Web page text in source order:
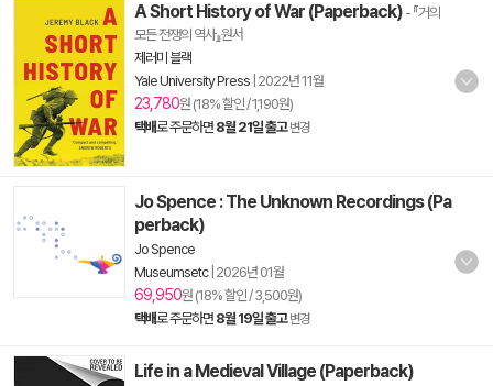
A Short History of War (Paperback) - 『거의
모든 전쟁의 역사』원서
제러미 블랙
Yale University Press 2022년 11월
23,780원 (18% 할인 / 1,190원)
택배로 주문하면 8월 21일 출고 변경
Jo Spence : The Unknown Recordings (Pa
perback)
Jo Spence
Museumsetc| 2026년 01월
69,950원 (18% 할인 / 3,500원)
택배로 주문하면 8월 19일 출고 변경
Life in a Medieval Village (Paperback)